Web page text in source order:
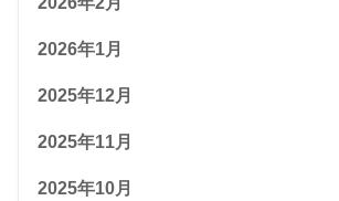
2026年1月
2025年12月
2025年11月
2025年10月